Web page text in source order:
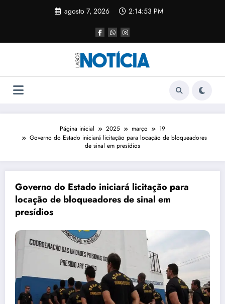
agosto 7, 2026 2:14:53 PM
Página inicial 2025 março
19
Governo do Estado iniciará licitação para locação de bloqueadores
de sinal em presídios
Governo do Estado iniciará licitação para
locação de bloqueadores de sinal em
presídios